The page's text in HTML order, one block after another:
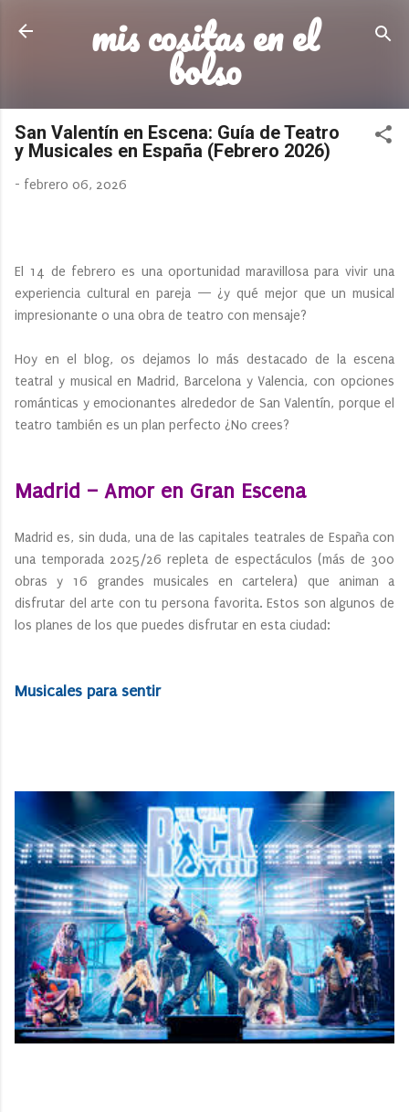
Ir al contenido principal
mis cositas en el
bolso
San Valentín en Escena: Guía de Teatro
y Musicales en España (Febrero 2026)
- febrero 06, 2026
El 14 de febrero es una oportunidad maravillosa para vivir una
experiencia cultural en pareja — ¿y qué mejor que un musical
impresionante o una obra de teatro con mensaje?
Hoy en el blog, os dejamos lo más destacado de la escena
teatral y musical en Madrid, Barcelona y Valencia, con opciones
románticas y emocionantes alrededor de San Valentín, porque el
teatro también es un plan perfecto ¿No crees?
Madrid – Amor en Gran Escena
Madrid es, sin duda, una de las capitales teatrales de España con
una temporada 2025/26 repleta de espectáculos (más de 300
obras y 16 grandes musicales en cartelera) que animan a
disfrutar del arte con tu persona favorita. Estos son algunos de
los planes de los que puedes disfrutar en esta ciudad:
Musicales para sentir